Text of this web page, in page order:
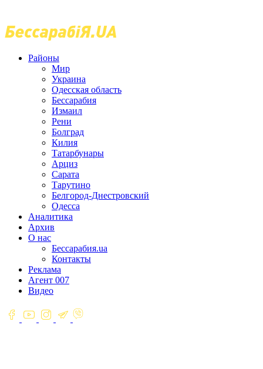
Районы
Мир
Украина
Одесская область
Бессарабия
Измаил
Рени
Болград
Килия
Татарбунары
Арциз
Сарата
Тарутино
Белгород-Днестровский
Одесса
Аналитика
Архив
О нас
Бессарабия.ua
Контакты
Реклама
Агент 007
Видео